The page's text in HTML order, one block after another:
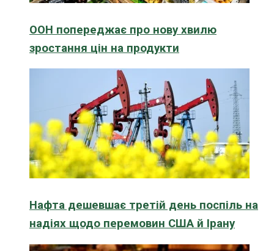
ООН попереджає про нову хвилю
зростання цін на продукти
Нафта дешевшає третій день поспіль на
надіях щодо перемовин США й Ірану